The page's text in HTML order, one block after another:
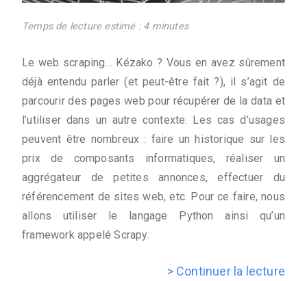
Temps de lecture estimé : 4 minutes
Le web scraping… Kézako ? Vous en avez sûrement
déjà entendu parler (et peut-être fait ?), il s’agit de
parcourir des pages web pour récupérer de la data et
l’utiliser dans un autre contexte. Les cas d’usages
peuvent être nombreux : faire un historique sur les
prix de composants informatiques, réaliser un
aggrégateur de petites annonces, effectuer du
référencement de sites web, etc. Pour ce faire, nous
allons utiliser le langage Python ainsi qu’un
framework appelé Scrapy.
> Continuer la lecture